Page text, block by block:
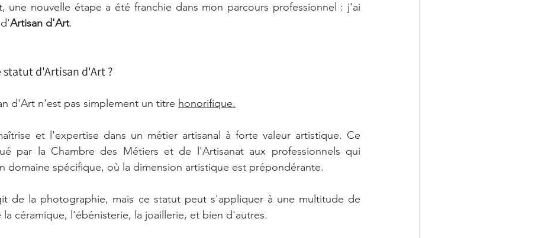
une nouvelle étape a été franchie dans mon parcours professionnel : j'ai
Artisan d'Art.
statut d'Artisan d'Art ?
d'Art n'est pas simplement un titre honorifique.
et l'expertise dans un métier artisanal à forte valeur artistique. Ce
par la Chambre des Métiers et de l'Artisanat aux professionnels qui
domaine spécifique, où la dimension artistique est prépondérante.
de la photographie, mais ce statut peut s'appliquer à une multitude de
la céramique, l'ébénisterie, la joaillerie, et bien d'autres.